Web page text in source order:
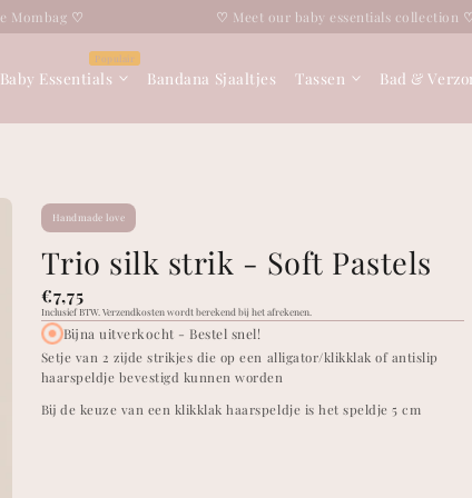
Meet our baby essentials collection♡
Baby Essentials Bandana Sjaaltjes Tassen Bad &
Handmade love
Trio silk strik - Soft Pastels
Normale
prijs
€7,75
Inclusief BTW. Verzendkosten wordt berekend bij het afrekenen.
Bijna uitverkocht - Bestel snel!
Setje van 2 zijde strikjes die op een alligator/klikklak of antislip
haarspeldje bevestigd kunnen worden
Bij de keuze van een klikklak haarspeldje is het speldje 5 cm